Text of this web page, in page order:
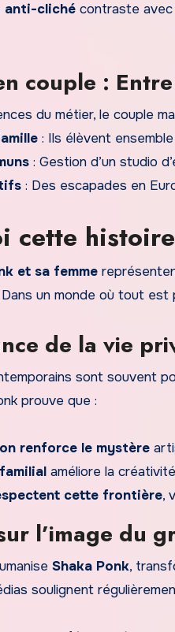
anti-cliché contraste avec
couple :
du métier, le couple
: Ils élèvent
: Gestion d’un studio
: Des escapades en
cette
et sa femme
Dans un monde où tout est
de la vie
sont souvent
prouve que :
renforce le mystère
améliore la
cette frontière,
l’image du
Shaka Ponk,
soulignent